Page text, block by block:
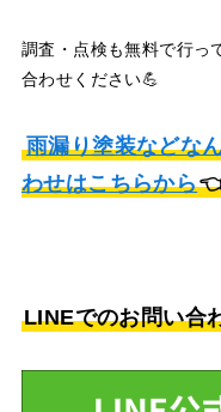
調査・点検も無料で行っ
合わせください💪
雨漏り塗装などな
わせはこちらから
LINEでのお問い合